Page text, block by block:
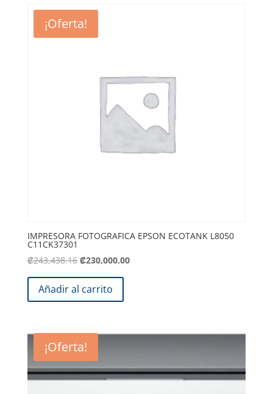
¡Oferta!
IMPRESORA FOTOGRAFICA EPSON ECOTANK L8050
C11CK37301
₡243,438.16 El
original
era:
₡230,000.00El
Añadir al carrito
¡Oferta!